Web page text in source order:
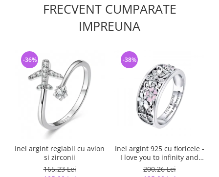
FRECVENT CUMPARATE
IMPREUNA
Inel argint reglabil cu avion
si zirconii
165,23 Lei
-36%
Inel argint 925 cu floricele -
I love you to infinity and
beyond - Be Nature
IST0055
200,26 Lei
-38%